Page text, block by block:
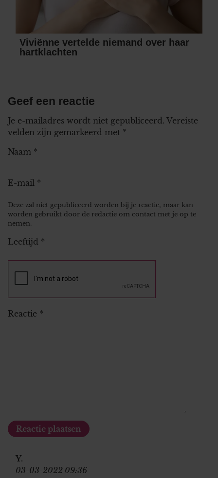
Viviënne vertelde niemand over haar
hartklachten
Geef een reactie
Je e-mailadres wordt niet gepubliceerd. Vereiste
velden zijn gemarkeerd met *
Naam *
E-mail *
Deze zal niet gepubliceerd worden bij je reactie, maar kan
worden gebruikt door de redactie om contact met je op te
nemen.
Leeftijd *
Reactie *
Y.
03-03-2022 09:36